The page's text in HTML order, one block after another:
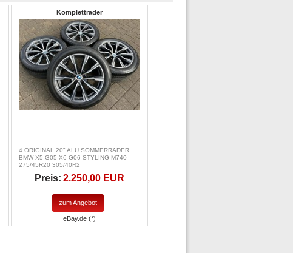
Kompletträder
4 ORIGINAL 20" ALU SOMMERRÄDER
BMW X5 G05 X6 G06 STYLING M740
275/45R20 305/40R2
Preis: 2.250,00 EUR
zum Angebot
eBay.de (*)